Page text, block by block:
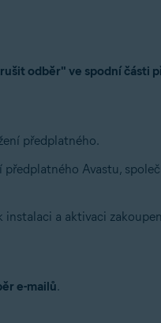
odběr" ve spodní části
předplatného.
Avastu,
a aktivaci
e-mailů.